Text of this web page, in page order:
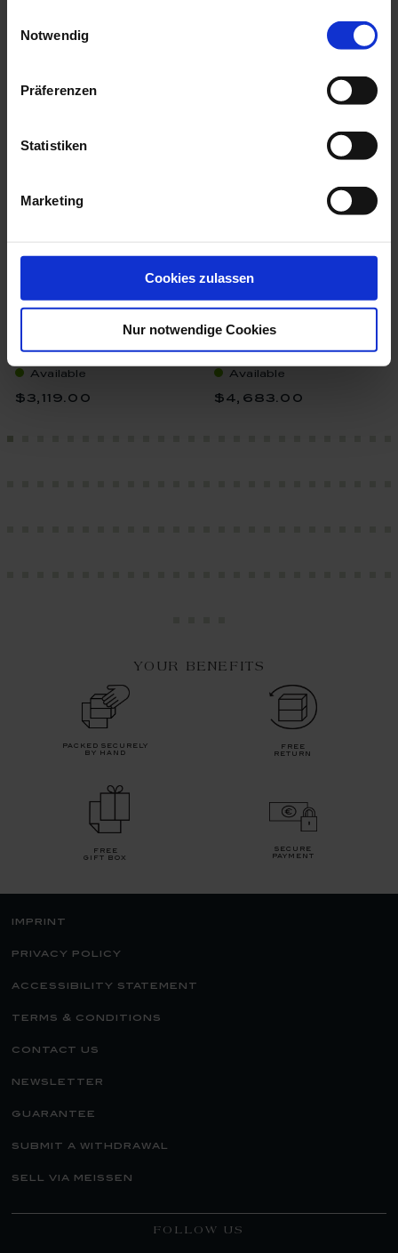
Notwendig
Präferenzen
Statistiken
Marketing
Cookies zulassen
Nur notwendige Cookies
figurines collection
Bird Cockatoo, Vintage,
Coloured, ...
Available
$3,119.00
Bird Parrot On Tree
Trunk, Vintage...
Available
$4,683.00
YOUR BENEFITS
packed securely
by hand
free
return
free
gift box
secure
payment
imprint
privacy policy
accessibility statement
terms & conditions
contact us
newsletter
guarantee
submit a withdrawal
sell via meissen
FOLLOW US